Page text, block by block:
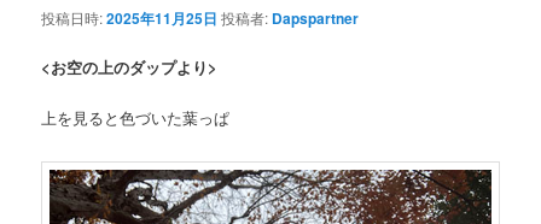
投稿日時:2025年11月25日 投稿者: Dapspartner
<お空の上のダップより>
上を見ると色づいた葉っぱ